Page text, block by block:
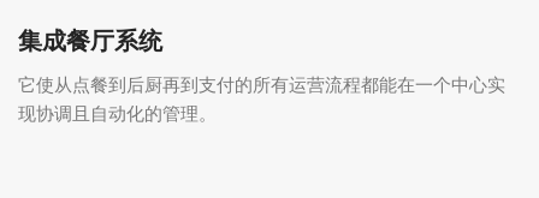
集成餐厅系统
它使从点餐到后厨再到支付的所有运营流程都能在一个中心实
现协调且自动化的管理。